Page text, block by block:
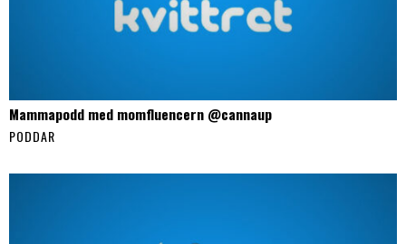
Mammapodd med momfluencern @cannaup
PODDAR